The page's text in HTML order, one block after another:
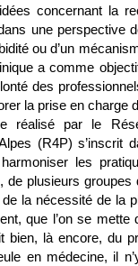
concernant la
une perspective
ou d’un
a comme
des
la prise en charge
réalisé par le
(R4P) s’inscrit
les
plusieurs groupes
la nécessité de la
que l’on se mette
bien, là encore, du
en médecine, il